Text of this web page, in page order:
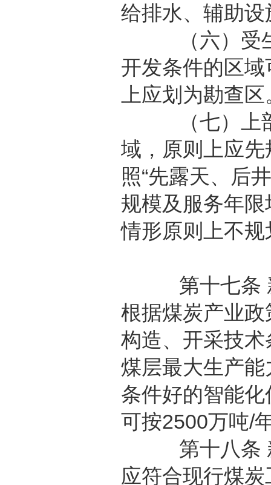
给排水、辅助
（六）受生
开发条件的区
上应划为勘查区
（七）上部
域，原则上应
照“先露天、后
规模及服务年
情形原则上不
第十七条 新
根据煤炭产业
构造、开采技
煤层最大生产
条件好的智能
可按2500万吨/
第十八条 新
应符合现行煤